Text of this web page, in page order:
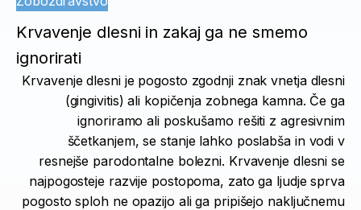
Krvavenje dlesni in zakaj ga ne smemo
ignorirati
Krvavenje dlesni je pogosto zgodnji znak vnetja dlesni
(gingivitis) ali kopičenja zobnega kamna. Če ga
ignoriramo ali poskušamo rešiti z agresivnim
ščetkanjem, se stanje lahko poslabša in vodi v
resnejše parodontalne bolezni. Krvavenje dlesni se
najpogosteje razvije postopoma, zato ga ljudje sprva
pogosto sploh ne opazijo ali ga pripišejo naključnemu